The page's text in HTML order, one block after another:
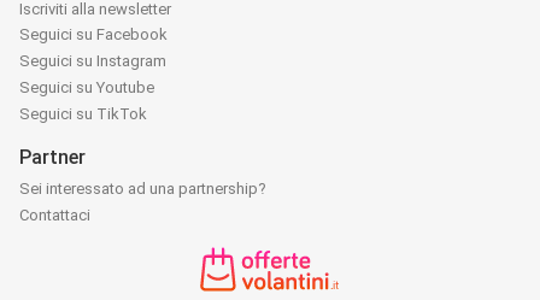
Iscriviti alla newsletter
Seguici su Facebook
Seguici su Instagram
Seguici su Youtube
Seguici su TikTok
Partner
Sei interessato ad una partnership?
Contattaci